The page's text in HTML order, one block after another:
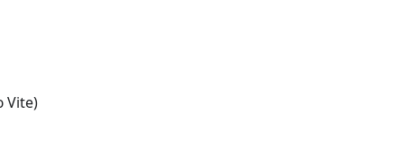
Vite)